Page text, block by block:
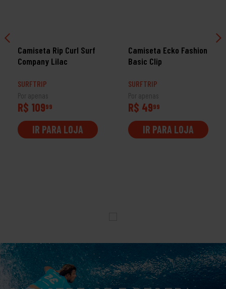
Camiseta Rip Curl Surf
Company Lilac
SURFTRIP
Por apenas
R$ 10999
IR PARA LOJA
Camiseta Ecko Fashion
Basic Clip
SURFTRIP
Por apenas
R$ 4999
IR PARA LOJA